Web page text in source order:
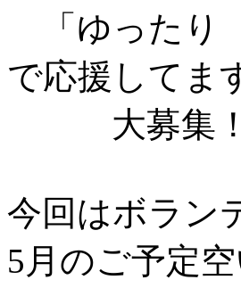
「ゆったり
で応援してま
大募集！
今回はボラン
5月のご予定